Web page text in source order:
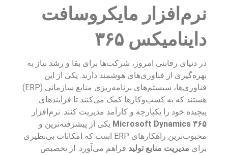
نرم‌افزار مایکروسافت
داینامیکس ۳۶۵
در دنیای رقابتی امروز، شرکت‌ها برای بقا و رشد نیاز به
بهره‌گیری از فناوری‌های هوشمند دارند. یکی از این
فناوری‌ها، سیستم‌های برنامه‌ریزی منابع سازمانی (ERP)
هستند که به کسب‌وکارها کمک می‌کنند تا فرآیندهای
پیچیده خود را یکپارچه و کارآمد مدیریت کنند. نرم‌افزار
Microsoft Dynamics ۳۶۵ یکی از پیشرفته‌ترین و
محبوب‌ترین راهکارهای ERP است که امکانات بی‌نظیری
برای مدیریت منابع تولید فراهم می‌آورد. از تخصیص